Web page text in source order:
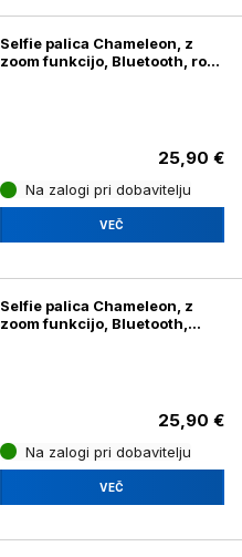
Selfie palica Chameleon, z
zoom funkcijo, Bluetooth, roza
25,90 €
Na zalogi pri dobavitelju
VEČ
Selfie palica Chameleon, z
zoom funkcijo, Bluetooth,
25,90 €
Na zalogi pri dobavitelju
VEČ